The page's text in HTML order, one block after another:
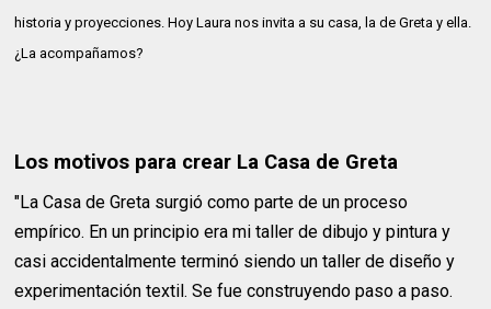
historia y proyecciones. Hoy Laura nos invita a su casa, la de Greta y ella.
¿La acompañamos?
Los motivos para crear La Casa de Greta
"La Casa de Greta surgió como parte de un proceso
empírico. En un principio era mi taller de dibujo y pintura y
casi accidentalmente terminó siendo un taller de diseño y
experimentación textil. Se fue construyendo paso a paso.